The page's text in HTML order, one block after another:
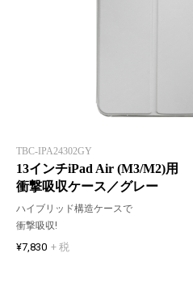
TBC-IPA24302GY
13インチiPad Air (M3/M2)用
衝撃吸収ケース／グレー
ハイブリッド構造ケースで
衝撃吸収!
¥7,830 + 税